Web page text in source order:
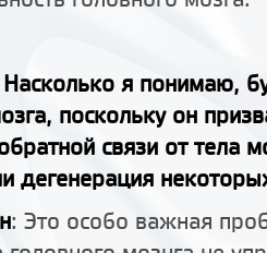
я понимаю,
поскольку он
связи от тела
дегенерация
: Это особо важная